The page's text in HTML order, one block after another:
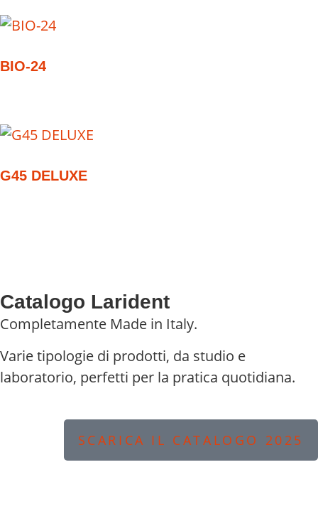
BIO-24
G45 DELUXE
Catalogo Larident
Completamente Made in Italy.
Varie tipologie di prodotti, da studio e
laboratorio, perfetti per la pratica quotidiana.
SCARICA IL CATALOGO 2025